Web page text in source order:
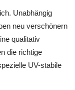
Unabhängig
neu verschönern
qualitativ
die richtige
UV-stabile